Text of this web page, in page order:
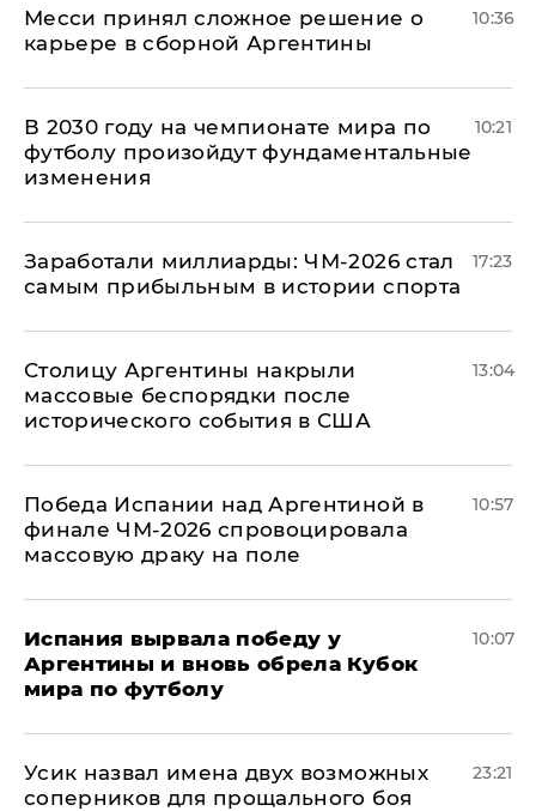
Месси принял сложное решение о
карьере в сборной Аргентины
10:36
В 2030 году на чемпионате мира по
футболу произойдут фундаментальные
изменения
10:21
Заработали миллиарды: ЧМ-2026 стал
самым прибыльным в истории спорта
17:23
Столицу Аргентины накрыли
массовые беспорядки после
исторического события в США
13:04
Победа Испании над Аргентиной в
финале ЧМ-2026 спровоцировала
массовую драку на поле
10:57
Испания вырвала победу у
Аргентины и вновь обрела Кубок
мира по футболу
10:07
Усик назвал имена двух возможных
соперников для прощального боя
23:21